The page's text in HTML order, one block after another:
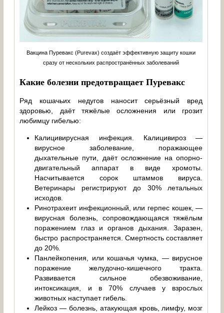
Вакцина Пуревакс (Purevax) создаёт эффективную защиту кошки
сразу от нескольких распространённых заболеваний
Какие болезни предотвращает Пуревакс
Ряд кошачьих недугов наносит серьёзный вред
здоровью, даёт тяжёлые осложнения или грозит
любимцу гибелью:
Калицивирусная инфекция. Калицивироз —
вирусное заболевание, поражающее
дыхательные пути, даёт осложнение на опорно-
двигательный аппарат в виде хромоты.
Насчитывается сорок штаммов вируса.
Ветеринары регистрируют до 30% летальных
исходов.
Ринотрахеит инфекционный, или герпес кошек, —
вирусная болезнь, сопровождающаяся тяжёлым
поражением глаз и органов дыхания. Заразен,
быстро распространяется. Смертность составляет
до 20%.
Панлейкопения, или кошачья чумка, — вирусное
поражение желудочно-кишечного тракта.
Развивается сильное обезвоживание,
интоксикация, и в 70% случаев у взрослых
животных наступает гибель.
Лейкоз — болезнь, атакующая кровь, лимфу, мозг